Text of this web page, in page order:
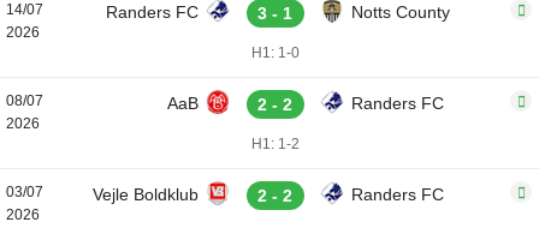
14/07
2026
Randers FC 3 - 1 Notts County
H1: 1-0
08/07
2026
AaB 2 - 2 Randers FC
H1: 1-2
03/07
2026
Vejle Boldklub 2 - 2 Randers FC